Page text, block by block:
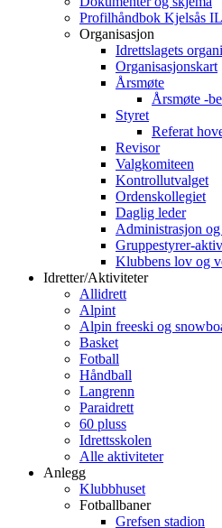
Profilhåndbok Kjelsås IL
Organisasjon
Idrettslagets
Organisasjonskart
Årsmøte
Årsmøte -
Styret
Referat
Revisor
Valgkomiteen
Kontrollutvalget
Ordenskollegiet
Daglig leder
Administrasjon og
Gruppestyrer-
Klubbens lov og
Idretter/Aktiviteter
Allidrett
Alpint
Alpin freeski og
Basket
Fotball
Håndball
Langrenn
Paraidrett
60 pluss
Idrettsskolen
Alle aktiviteter
Anlegg
Klubbhuset
Fotballbaner
Grefsen stadion